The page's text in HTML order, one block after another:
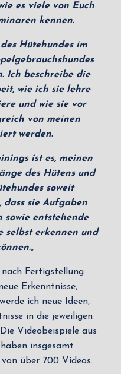
es viele von Euch
kennen.
Hütehundes im
Ich beschreibe die
wie ich sie lehre
und wie sie vor
von meinen
werden.
ist es, meinen
des Hütens und
soweit
dass sie Aufgaben
entstehende
selbst erkennen und
„
nach Fertigstellung
Erkenntnisse,
ich neue Ideen,
in die jeweiligen
Videobeispiele aus
insgesamt
über 700 Videos.